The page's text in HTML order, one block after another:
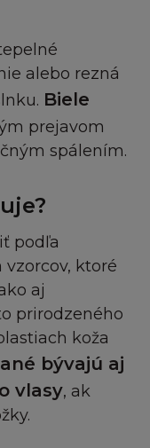
alebo rezná
Biele
prejavom
spálením.
podľa
ktoré
aj
prirodzeného
koža
bývajú aj
vlasy, ak
ze záruky
uspokojivé
a neporušení
osoby. L
nebo
Stránce a
nebo že
Vezměte,
nepovolují
nebo
na vás
s vaším
nepřítomnost
koňů" na